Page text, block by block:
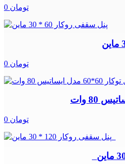
0 تومان
0 تومان
0 تومان